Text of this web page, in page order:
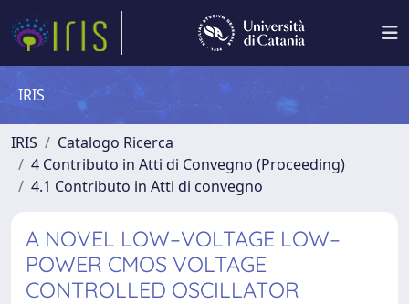
IRIS
IRIS
Catalogo Ricerca
4 Contributo in Atti di Convegno (Proceeding)
4.1 Contributo in Atti di convegno
A NOVEL LOW–VOLTAGE LOW–
POWER CMOS VOLTAGE
CONTROLLED OSCILLATOR